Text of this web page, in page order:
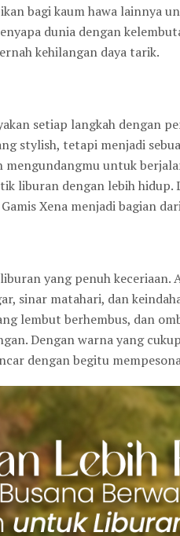
bagi kaum hawa lainnya
dunia dengan
kehilangan daya tarik.
setiap langkah dengan
stylish, tetapi menjadi
mengundangmu untuk
liburan dengan lebih hidup.
Xena menjadi bagian
yang penuh keceriaan.
sinar matahari, dan
lembut berhembus, dan
Dengan warna yang
dengan begitu